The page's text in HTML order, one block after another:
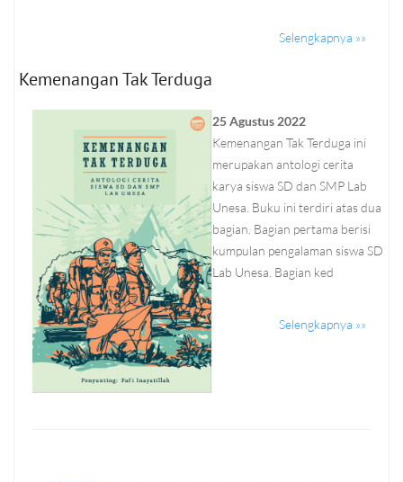
Selengkapnya »»
Kemenangan Tak Terduga
25 Agustus 2022
Kemenangan Tak Terduga ini
merupakan antologi cerita
karya siswa SD dan SMP Lab
Unesa. Buku ini terdiri atas dua
bagian. Bagian pertama berisi
kumpulan pengalaman siswa SD
Lab Unesa. Bagian ked
Selengkapnya »»